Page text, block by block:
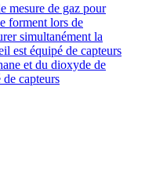
mesure de gaz pour
forment lors de
simultanément la
est équipé de capteurs
et du dioxyde de
capteurs